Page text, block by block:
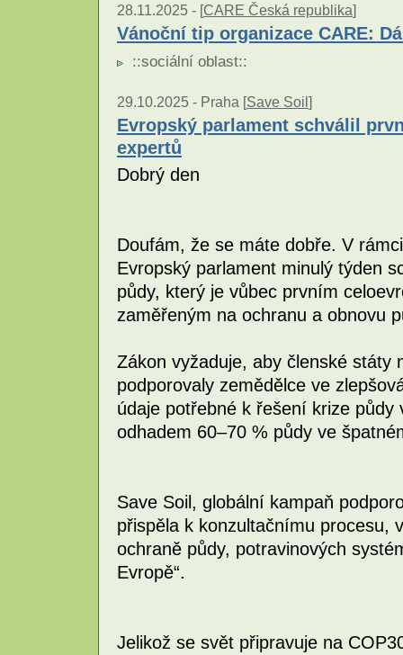
28.11.2025 - [CARE Česká republika]
Vánoční tip organizace CARE:
::sociální oblast::
29.10.2025 - Praha [Save Soil ]
Evropský parlament schválil
expertů
Dobrý den
Doufám, že se máte dobře. V
Evropský parlament minulý týden
půdy, který je vůbec prvním
zaměřeným na ochranu a obnovu
Zákon vyžaduje, aby členské státy
podporovaly zemědělce ve
údaje potřebné k řešení krize
odhadem 60–70 % půdy ve
Save Soil, globální kampaň
přispěla k konzultačnímu procesu,
ochraně půdy, potravinových
Evropě“.
Jelikož se svět připravuje na